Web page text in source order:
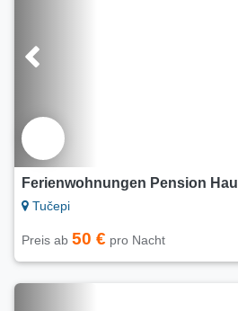
Ferienwohnungen Pension
Tučepi
Preis ab 50 € pro Nacht